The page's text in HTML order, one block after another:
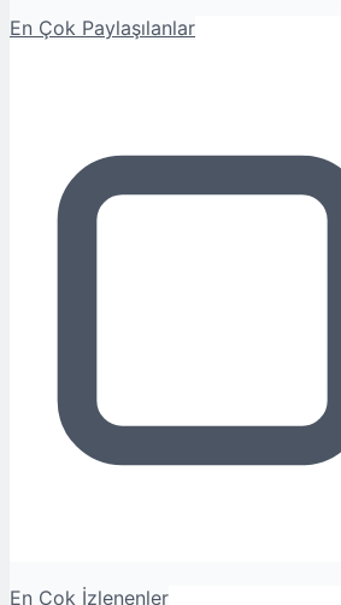
En Çok Paylaşılanlar
En Çok İzlenenler